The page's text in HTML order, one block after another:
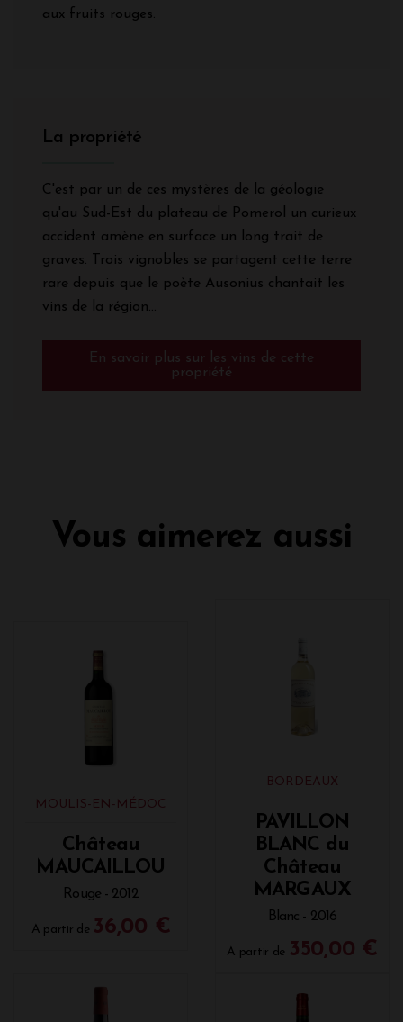
aux fruits rouges.
La propriété
C'est par un de ces mystères de la géologie
qu'au Sud-Est du plateau de Pomerol un curieux
accident amène en surface un long trait de
graves. Trois vignobles se partagent cette terre
rare depuis que le poète Ausonius chantait les
vins de la région...
En savoir plus sur les vins de cette
propriété
Vous aimerez aussi
MOULIS-EN-MÉDOC
Château
MAUCAILLOU
Rouge - 2012
A partir de 36,00 €
BORDEAUX
PAVILLON
BLANC du
Château
MARGAUX
Blanc - 2016
A partir de 350,00 €